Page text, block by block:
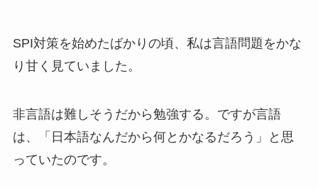
SPI対策を始めたばかりの頃、私は言語問題をかな
り甘く見ていました。
非言語は難しそうだから勉強する。ですが言語
は、「日本語なんだから何とかなるだろう」と思
っていたのです。